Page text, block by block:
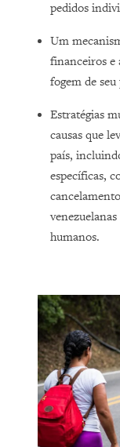
pedidos
Um
financeiros e
fogem de
Estratégias
causas que
país,
específicas,
humanos.